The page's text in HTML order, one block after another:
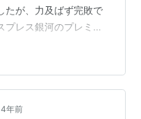
たが、力及ばず完敗で
レス銀河のプレミア
いたのですが、残念
でした。ウエストエク
が全部で５室あります
かないため、簡単に
4年前